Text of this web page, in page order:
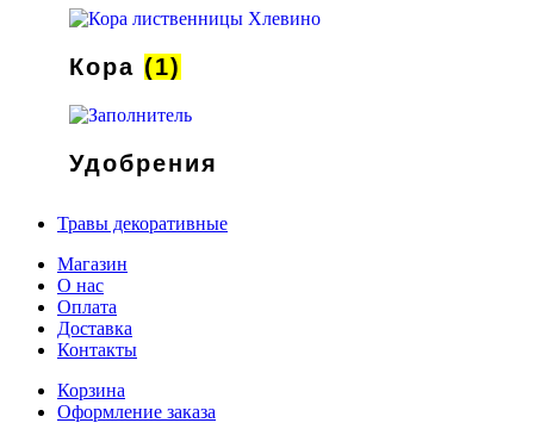
Кора (1)
Удобрения
Травы декоративные
Магазин
О нас
Оплата
Доставка
Контакты
Корзина
Оформление заказа